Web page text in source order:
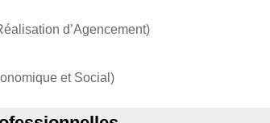
d’Agencement)
et Social)